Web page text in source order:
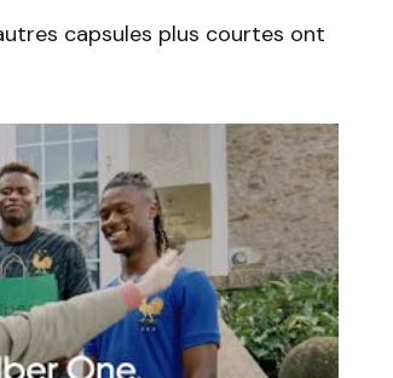
capsules plus courtes ont